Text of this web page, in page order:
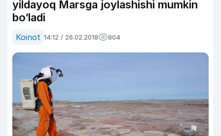
yildayoq Marsga joylashishi mumkin
bo‘ladi
Koinot 14:12 / 26.02.2018 804